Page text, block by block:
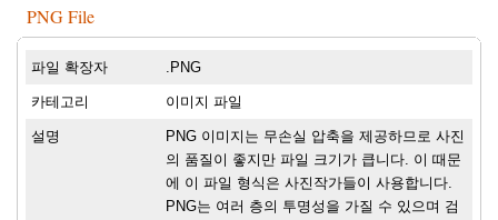
PNG File
파일 확장자 .PNG
카테고리 이미지 파일
설명
PNG 이미지는 무손실 압축을 제공하므로 사진
의 품질이 좋지만 파일 크기가 큽니다. 이 때문
에 이 파일 형식은 사진작가들이 사용합니다.
PNG는 여러 층의 투명성을 가질 수 있으며 검